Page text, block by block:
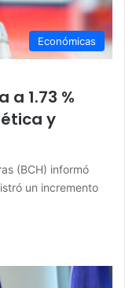
Económicas
1.73 %
y
(BCH) informó
un incremento